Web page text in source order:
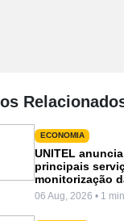
ECONOMIA
UNITEL
principais
monitorização
06 Aug, 2026 • 1 min